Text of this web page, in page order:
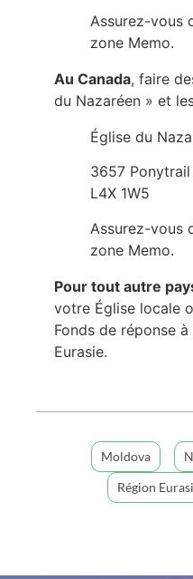
Assurez-vous
zone Memo.
Au Canada, faire
du Nazaréen » et
Église du
3657 Ponytrail
L4X 1W5
Assurez-vous
zone Memo.
Pour tout autre
votre Église locale
Fonds de réponse
Eurasie.
Moldova
Région